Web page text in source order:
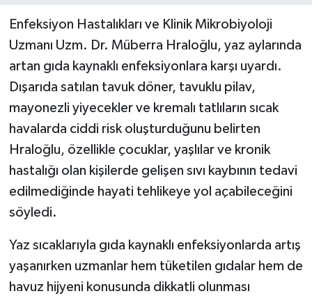
Enfeksiyon Hastalıkları ve Klinik Mikrobiyoloji
Uzmanı Uzm. Dr. Müberra Hraloğlu, yaz aylarında
artan gıda kaynaklı enfeksiyonlara karşı uyardı.
Dışarıda satılan tavuk döner, tavuklu pilav,
mayonezli yiyecekler ve kremalı tatlıların sıcak
havalarda ciddi risk oluşturduğunu belirten
Hraloğlu, özellikle çocuklar, yaşlılar ve kronik
hastalığı olan kişilerde gelişen sıvı kaybının tedavi
edilmediğinde hayati tehlikeye yol açabileceğini
söyledi.
Yaz sıcaklarıyla gıda kaynaklı enfeksiyonlarda artış
yaşanırken uzmanlar hem tüketilen gıdalar hem de
havuz hijyeni konusunda dikkatli olunması